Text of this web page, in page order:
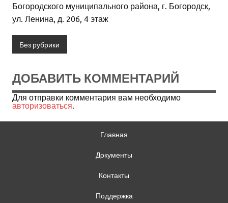
Богородского муниципального района, г. Богородск,
ул. Ленина, д. 206, 4 этаж
Без рубрики
ДОБАВИТЬ КОММЕНТАРИЙ
Для отправки комментария вам необходимо
авторизоваться.
Главная
Документы
Контакты
Поддержка